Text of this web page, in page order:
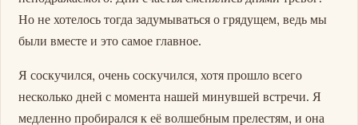
Но не хотелось тогда задумываться о грядущем, ведь мы
были вместе и это самое главное.
Я соскучился, очень соскучился, хотя прошло всего
несколько дней с момента нашей минувшей встречи. Я
медленно пробирался к её волшебным прелестям, и она